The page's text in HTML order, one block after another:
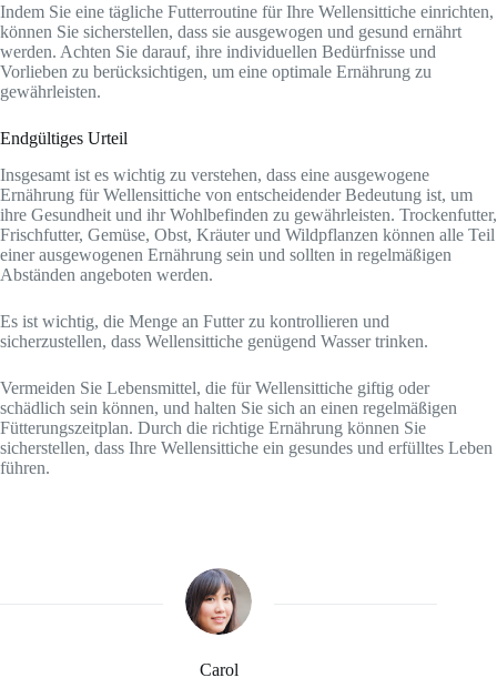
Indem Sie eine tägliche Futterroutine für Ihre Wellensittiche einrichten,
können Sie sicherstellen, dass sie ausgewogen und gesund ernährt
werden. Achten Sie darauf, ihre individuellen Bedürfnisse und
Vorlieben zu berücksichtigen, um eine optimale Ernährung zu
gewährleisten.
Endgültiges Urteil
Insgesamt ist es wichtig zu verstehen, dass eine ausgewogene
Ernährung für Wellensittiche von entscheidender Bedeutung ist, um
ihre Gesundheit und ihr Wohlbefinden zu gewährleisten. Trockenfutter,
Frischfutter, Gemüse, Obst, Kräuter und Wildpflanzen können alle Teil
einer ausgewogenen Ernährung sein und sollten in regelmäßigen
Abständen angeboten werden.
Es ist wichtig, die Menge an Futter zu kontrollieren und
sicherzustellen, dass Wellensittiche genügend Wasser trinken.
Vermeiden Sie Lebensmittel, die für Wellensittiche giftig oder
schädlich sein können, und halten Sie sich an einen regelmäßigen
Fütterungszeitplan. Durch die richtige Ernährung können Sie
sicherstellen, dass Ihre Wellensittiche ein gesundes und erfülltes Leben
führen.
Carol